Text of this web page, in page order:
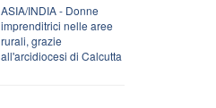
ASIA/INDIA - Donne
imprenditrici nelle aree
rurali, grazie
all'arcidiocesi di Calcutta